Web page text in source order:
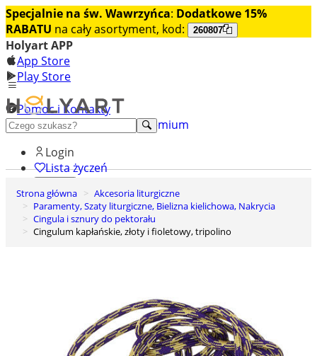
Specjalnie na św. Wawrzyńca: Dodatkowe 15%
RABATU na cały asortyment, kod: 260807
Holyart APP
App Store
Play Store
Pomoc i Kontakty
+48 222 922 860
Odkryj premium
Login
Lista życzeń
0
Koszyk
Strona główna
Akcesoria liturgiczne
Paramenty, Szaty liturgiczne, Bielizna kielichowa, Nakrycia
Cingula i sznury do pektorału
Cingulum kapłańskie, złoty i fioletowy, tripolino